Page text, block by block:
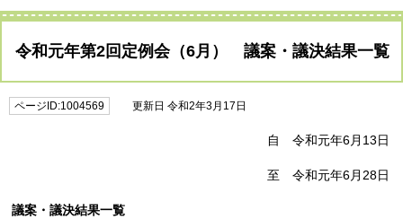
令和元年第2回定例会（6月） 議案・議決結果一覧
ページID:1004569 更新日 令和2年3月17日
自 令和元年6月13日
至 令和元年6月28日
議案・議決結果一覧